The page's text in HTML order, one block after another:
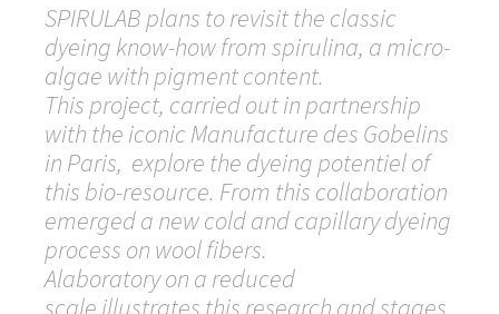
SPIRULAB plans to revisit the classic
dyeing know-how from spirulina, a micro-
algae with pigment content.
This project, carried out in partnership
with the iconic Manufacture des Gobelins
in Paris, explore the dyeing potentiel of
this bio-resource. From this collaboration
emerged a new cold and capillary dyeing
process on wool fibers.
Alaboratory on a reduced
scale illustrates this research and stages